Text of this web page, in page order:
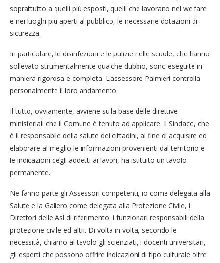
soprattutto a quelli più esposti, quelli che lavorano nel welfare
e nei luoghi più aperti al pubblico, le necessarie dotazioni di
sicurezza.
In particolare, le disinfezioni e le pulizie nelle scuole, che hanno
sollevato strumentalmente qualche dubbio, sono eseguite in
maniera rigorosa e completa. L’assessore Palmieri controlla
personalmente il loro andamento.
Il tutto, ovviamente, avviene sulla base delle direttive
ministeriali che il Comune è tenuto ad applicare. Il Sindaco, che
è il responsabile della salute dei cittadini, al fine di acquisire ed
elaborare al meglio le informazioni provenienti dal territorio e
le indicazioni degli addetti ai lavori, ha istituito un tavolo
permanente.
Ne fanno parte gli Assessori competenti, io come delegata alla
Salute e la Galiero come delegata alla Protezione Civile, i
Direttori delle Asl di riferimento, i funzionari responsabili della
protezione civile ed altri. Di volta in volta, secondo le
necessità, chiamo al tavolo gli scienziati, i docenti universitari,
gli esperti che possono offrire indicazioni di tipo culturale oltre